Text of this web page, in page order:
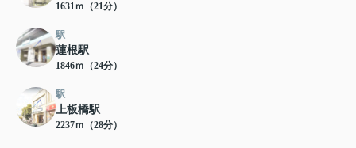
1631ｍ（21分）
駅
蓮根駅
1846ｍ（24分）
駅
上板橋駅
2237ｍ（28分）